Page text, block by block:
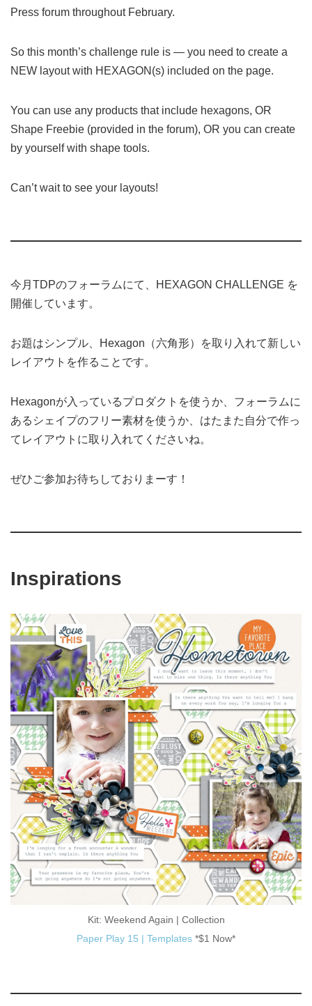
Press forum throughout February.
So this month’s challenge rule is — you need to create a
NEW layout with HEXAGON(s) included on the page.
You can use any products that include hexagons, OR
Shape Freebie (provided in the forum), OR you can create
by yourself with shape tools.
Can’t wait to see your layouts!
今月TDPのフォーラムにて、HEXAGON CHALLENGE を
開催しています。
お題はシンプル、Hexagon（六角形）を取り入れて新しい
レイアウトを作ることです。
Hexagonが入っているプロダクトを使うか、フォーラムに
あるシェイプのフリー素材を使うか、はたまた自分で作っ
てレイアウトに取り入れてくださいね。
ぜひご参加お待ちしておりまーす！
Inspirations
Kit: Weekend Again | Collection
Paper Play 15 | Templates *$1 Now*